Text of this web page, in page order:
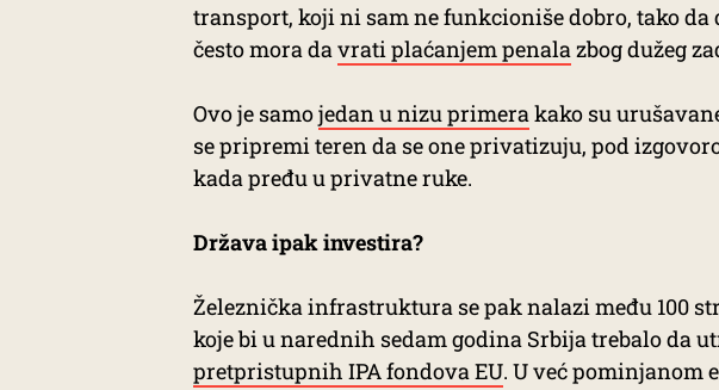
transport, koji ni sam ne funkcioniše dobro, tako
često mora davrati plaćanjem penalazbog dužeg
Ovo je samojedan u nizu primerakako su
se pripremi teren da se one privatizuju, pod
kada pređu u privatne ruke.
Država ipak investira?
Železnička infrastruktura se pak nalazi među 100
koje bi u narednih sedam godina Srbija trebalo da
pretpristupnih IPA fondova EU. U već pominjanom